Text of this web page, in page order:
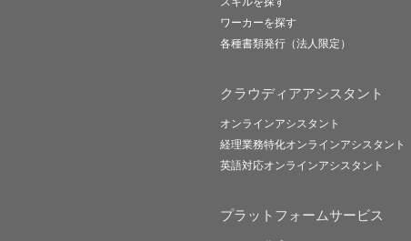
ワーカーを探す
各種書類発行（法人限定）
クラウディアアシスタント
オンラインアシスタント
経理業務特化オンラインアシスタント
英語対応オンラインアシスタント
プラットフォームサービス